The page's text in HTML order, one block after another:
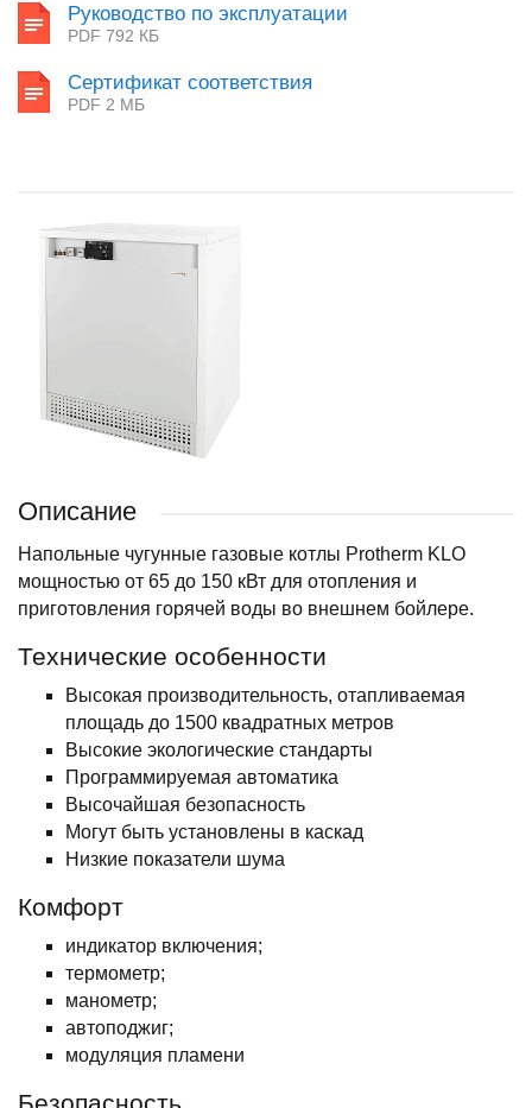
Руководство по эксплуатации
PDF 792 КБ
Сертификат соответствия
PDF 2 MБ
Описание
Напольные чугунные газовые котлы Protherm KLO
мощностью от 65 до 150 кВт для отопления и
приготовления горячей воды во внешнем бойлере.
Технические особенности
Высокая производительность, отапливаемая
площадь до 1500 квадратных метров
Высокие экологические стандарты
Программируемая автоматика
Высочайшая безопасность
Могут быть установлены в каскад
Низкие показатели шума
Комфорт
индикатор включения;
термометр;
манометр;
автоподжиг;
модуляция пламени